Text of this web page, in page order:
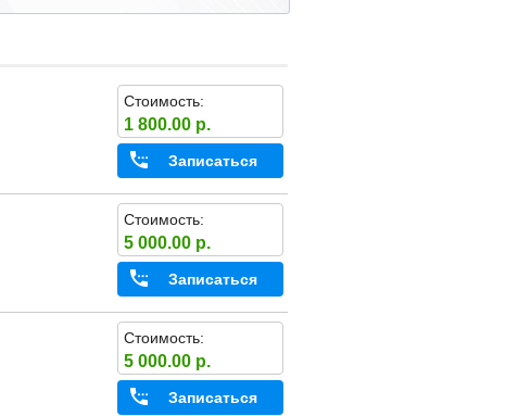
Стоимость:
1 800.00 р.
Записаться
Стоимость:
5 000.00 р.
Записаться
Стоимость:
5 000.00 р.
Записаться